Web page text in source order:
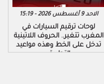
الاحد 9 أغسطس 2026 - 15:19
لوحات ترقيم السيارات في
المغرب تتغير.. الحروف اللاتينية
تدخل على الخط وهذه مواعيد
التطبيق